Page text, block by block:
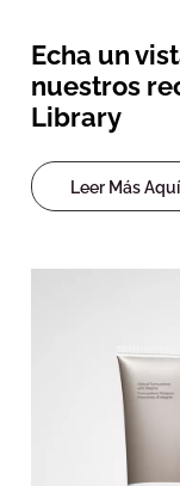
Echa un
nuestros
Library
Leer Más Aquí